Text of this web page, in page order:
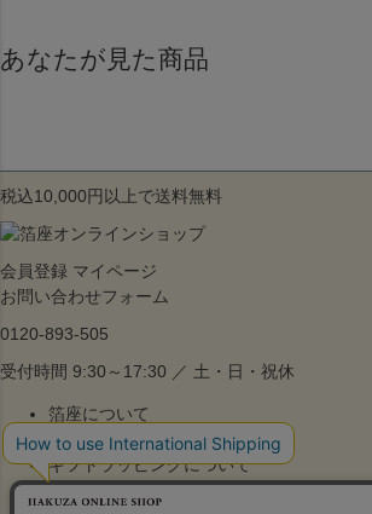
あなたが見た商品
税込10,000円以上で送料無料
会員登録 マイページ
お問い合わせフォーム
0120-893-505
受付時間 9:30～17:30 ／ 土・日・祝休
箔座について
ご利用ガイド
ギフトラッピングについて
よくあるご質問